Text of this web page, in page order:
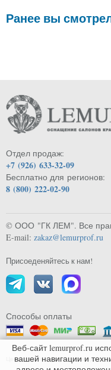
Ранее вы
Отдел продаж:
+7 (926) 633-32-09
Бесплатно для регионов:
8 (800) 222-02-90
© ООО "ГК ЛЕМ". Все
E-mail: zakaz@lemurprof.ru
Присоеденяйтесь к нам!
Способы оплаты
Цены на сайте могут не совпадать
Веб-сайт lemurprof.ru
вашей навигации и